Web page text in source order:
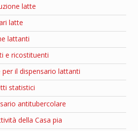
latte
latte
lattanti
e ricostituenti
il dispensario lattanti
statistici
antitubercolare
della Casa pia